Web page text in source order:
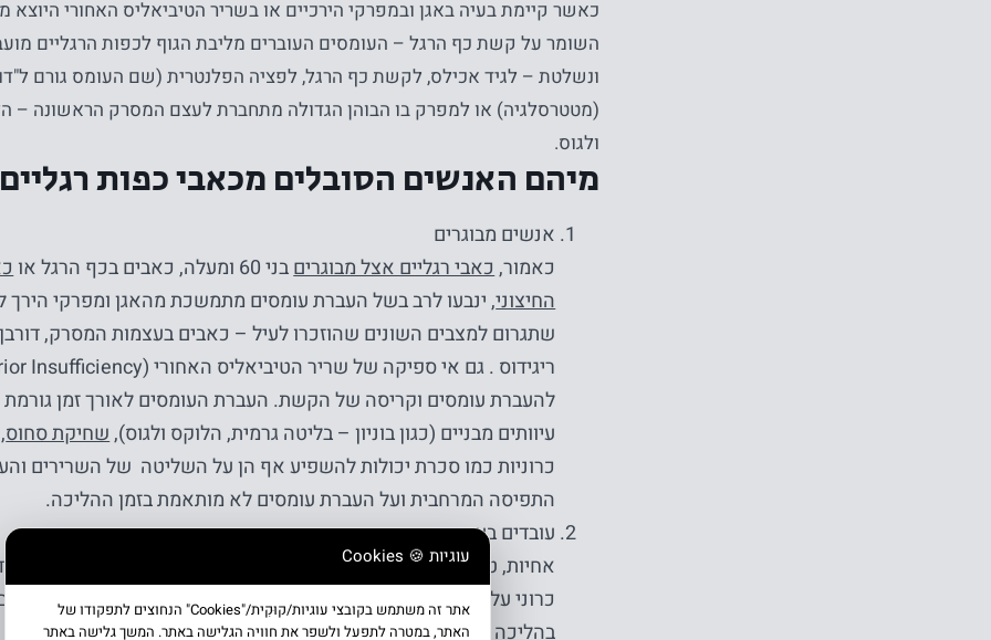
כאשר קיימת בעיה באגן ובמפרקי הירכיים או בשריר הטיביאליס האחורי
השומר על קשת כף הרגל – העומסים העוברים מליבת הגוף לכפות הרגליים
ונשלטת – לגיד אכילס, לקשת כף הרגל, לפציה הפלנטרית (שם העומס גורם
(מטטרסלגיה) או למפרק בו הבוהן הגדולה מתחברת לעצם המסרק הראשונה –
ולגוס.
מיהם האנשים הסובלים מכאבי כפות
אנשים מבוגרים
כאמור,כאבי רגליים אצל מבוגריםבני 60 ומעלה, כאבים בכף הרגל או
החיצוני, ינבעו לרב בשל העברת עומסים מתמשכת מהאגן ומפרקי הירך
שתגרום למצבים השונים שהוזכרו לעיל – כאבים בעצמות המסרק,
להעברת עומסים וקריסה של הקשת. העברת העומסים לאורך זמן גורמת
עיוותים מבניים (כגון בוניון – בליטה גרמית, הלוקס ולגוס),שחיקת סחוס
כרוניות כמו סכרת יכולות להשפיע אף הן על השליטה של השרירים
התפיסה המרחבית ועל העברת עומסים לא מותאמת בזמן ההליכה.
עובדים בעמידה ממושכת.
אחיות, טבחים, אנשי מכירות, מורים/ות, כל מי שמבלה שעות רבות
כרוני על כף הרגל, מה שעלול להוביל לדלקות גיד, פאשייה פלנטרית,
בהליכהועוד.
עוגיות 🍪 Cookies
אתר זה משתמש בקובצי עוגיות/קוּקִית/"Cookies" הנחוצים לתפקודו של
האתר, במטרה לתפעל ולשפר את חוויה הגלישה באתר. המשך גלישה באתר